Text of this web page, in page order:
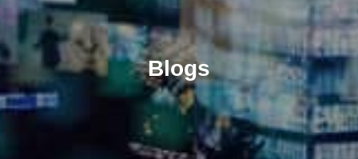
Blogs